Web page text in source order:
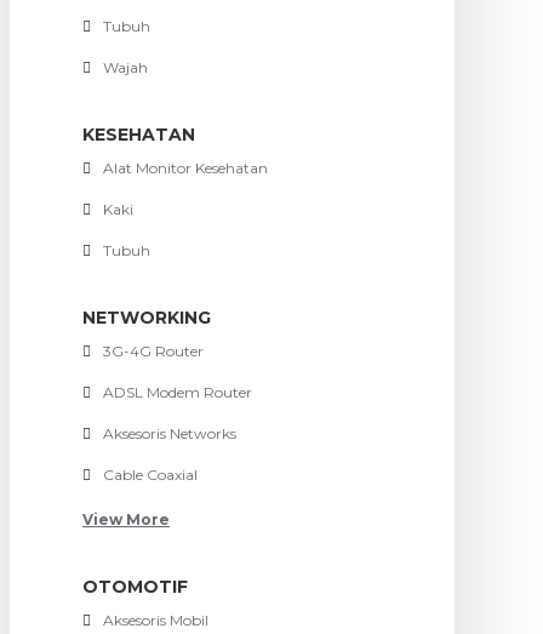
Tubuh
Wajah
KESEHATAN
Alat Monitor Kesehatan
Kaki
Tubuh
NETWORKING
3G-4G Router
ADSL Modem Router
Aksesoris Networks
Cable Coaxial
View More
OTOMOTIF
Aksesoris Mobil